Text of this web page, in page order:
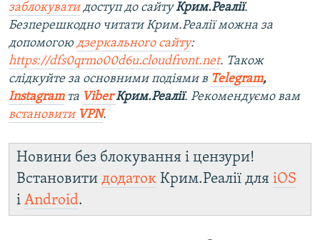
заблокуватидоступ до сайтуКрим.Реалії.
Безперешкодно читати Крим.Реалії можна за
допомогою дзеркального сайту:
https://dfs0qrmo00d6u.cloudfront.net. Також
слідкуйте за основними подіями в Telegram,
Instagramта ViberКрим.Реалії. Рекомендуємо вам
встановити VPN.
Новини без блокування і цензури!
Встановити додаток Крим.Реалії для iOS
і Android.